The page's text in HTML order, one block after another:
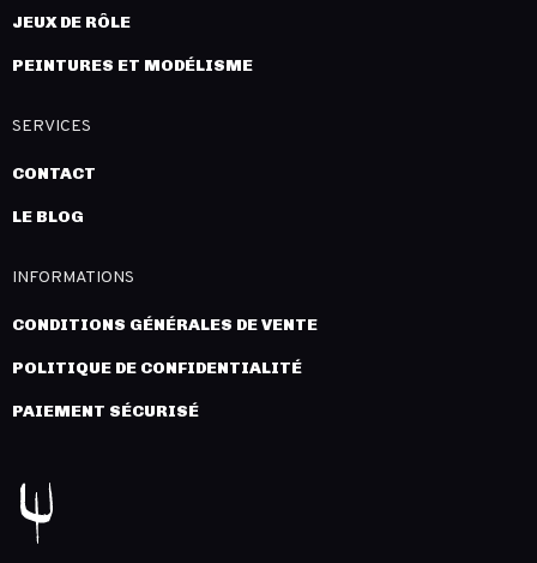
JEUX DE RÔLE
PEINTURES ET MODÉLISME
SERVICES
CONTACT
LE BLOG
INFORMATIONS
CONDITIONS GÉNÉRALES DE VENTE
POLITIQUE DE CONFIDENTIALITÉ
PAIEMENT SÉCURISÉ